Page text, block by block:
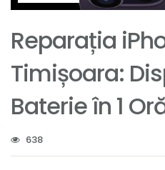
Reparația
Timișoara:
Baterie în 1
638